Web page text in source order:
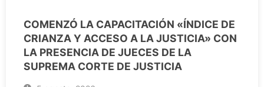
COMENZÓ LA CAPACITACIÓN «ÍNDICE DE
CRIANZA Y ACCESO A LA JUSTICIA» CON
LA PRESENCIA DE JUECES DE LA
SUPREMA CORTE DE JUSTICIA